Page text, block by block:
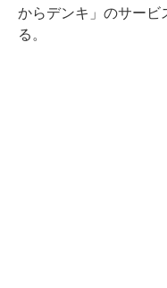
からデンキ」のサービ
る。